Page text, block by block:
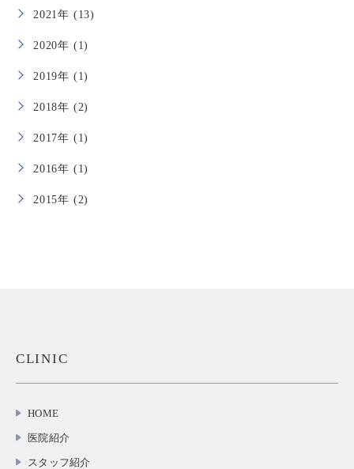
2021年 (13)
2020年 (1)
2019年 (1)
2018年 (2)
2017年 (1)
2016年 (1)
2015年 (2)
CLINIC
HOME
医院紹介
スタッフ紹介